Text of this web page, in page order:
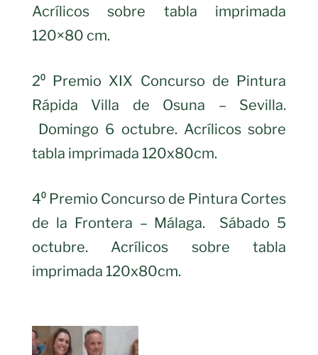
Acrílicos sobre tabla imprimada
120×80 cm.
2⁰ Premio XIX Concurso de Pintura
Rápida Villa de Osuna – Sevilla.
Domingo 6 octubre. Acrílicos sobre
tabla imprimada 120x80cm.
4⁰ Premio Concurso de Pintura Cortes
de la Frontera – Málaga. Sábado 5
octubre. Acrílicos sobre tabla
imprimada 120x80cm.